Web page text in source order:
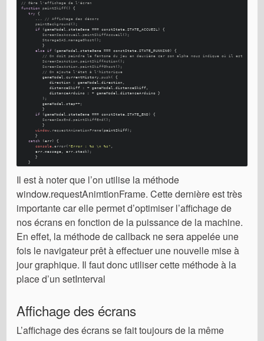
// Gère l'affichage de l'écran
function
paintSkiff ( ) {
try
{
// Affichage des décors
paintBackground ();
if
(gameModel.stateGame === constState.STATE_ACCUEIL ) {
ScreenSasAccueil
.paintSkiffAccueil ();
StorageSAS
.manageGhost ();
         }
else if (gameModel.stateGame === constState.STATE_RUNNING) {
// On doit peindre le fantome du jeu en deuxième car son alpha nous indique où il est
ScreenSasAction
.paintSkiffAction ();
ScreenSasAction
.paintSkiffGhost ();
// On ajoute l'état à l'historique
         gameModel.
currentHistory .push ( {
            direction : gameModel.
direction
            distanceSkiff : + gameModel.
distanceSkiff
            distanceArduino : + gameModel.
distanceArduino }
         );
         gameModel.
step++;
         }
if
(gameModel.stateGame === constState.STATE_END) {
ScreenSasEnd
.paintSkiffEnd ();
         }
window
requestAnimationFrame(paintSkiff);
      }
catch
(err) {
console .error( "Error : %s \n %s"
      err.
message , err.stack );
      }
   }
Il est à noter que l’on utilise la méthode
window.requestAnimtionFrame. Cette dernière est très
importante car elle permet d’optimiser l’affichage de
nos écrans en fonction de la puissance de la machine.
En effet, la méthode de callback ne sera appelée une
fois le navigateur prêt à effectuer une nouvelle mise à
jour graphique. Il faut donc utiliser cette méthode à la
place d’un setInterval
Affichage des écrans
L’affichage des écrans se fait toujours de la même